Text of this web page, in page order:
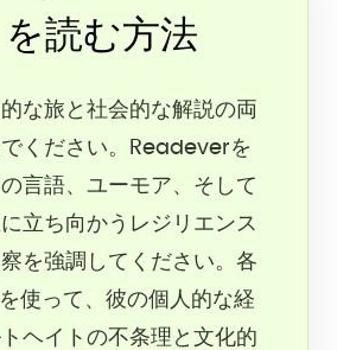
読む方法
な旅と社会的な解説の両
ください。Readeverを
言語、ユーモア、そして
立ち向かうレジリエンス
を強調してください。各
使って、彼の個人的な経
ヘイトの不条理と文化的